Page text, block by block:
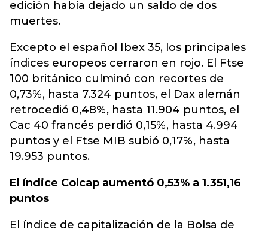
edición había dejado un saldo de dos
muertes.
Excepto el español Ibex 35, los principales
índices europeos cerraron en rojo. El Ftse
100 británico culminó con recortes de
0,73%, hasta 7.324 puntos, el Dax alemán
retrocedió 0,48%, hasta 11.904 puntos, el
Cac 40 francés perdió 0,15%, hasta 4.994
puntos y el Ftse MIB subió 0,17%, hasta
19.953 puntos.
El índice Colcap aumentó 0,53% a 1.351,16
puntos
El índice de capitalización de la Bolsa de